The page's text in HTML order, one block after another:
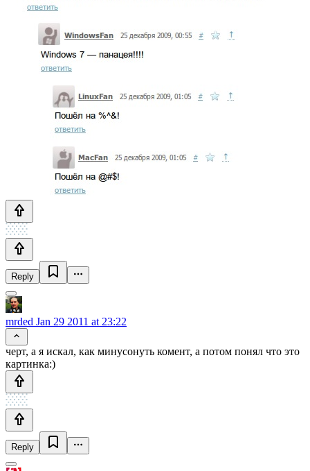
Reply
mrded Jan 29 2011 at 23:22
черт, а я искал, как минусонуть комент, а потом понял что это
картинка:)
Reply